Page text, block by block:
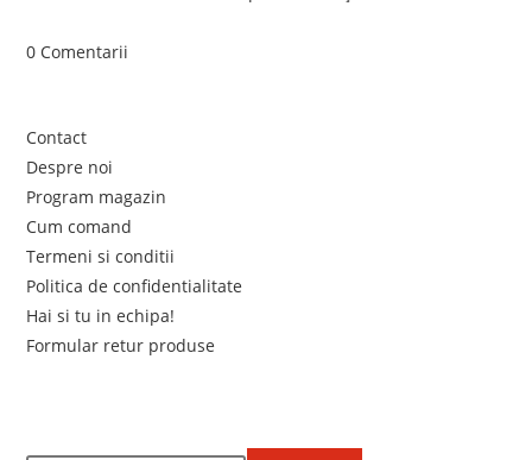
0 Comentarii
Contact
Despre noi
Program magazin
Cum comand
Termeni si conditii
Politica de confidentialitate
Hai si tu in echipa!
Formular retur produse